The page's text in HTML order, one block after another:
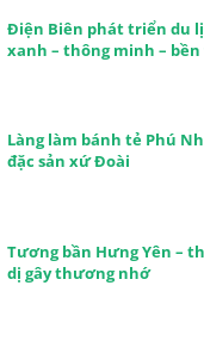
Điện Biên phát triển du
xanh – thông minh –
Làng làm bánh tẻ Phú
đặc sản xứ Đoài
Tương bần Hưng Yên –
dị gây thương nhớ